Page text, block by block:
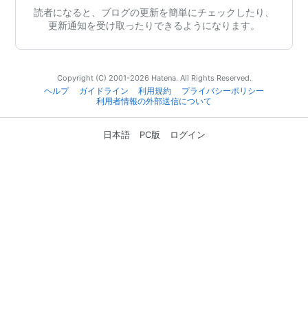
読者になると、ブログの更新を簡単にチェックしたり、
更新通知を受け取ったりできるようになります。
Copyright (C) 2001-2026 Hatena. All Rights Reserved.
ヘルプ
ガイドライン 利用規約
プライバシーポリシー
利用者情報の外部送信について
日本語 PC版 ログイン